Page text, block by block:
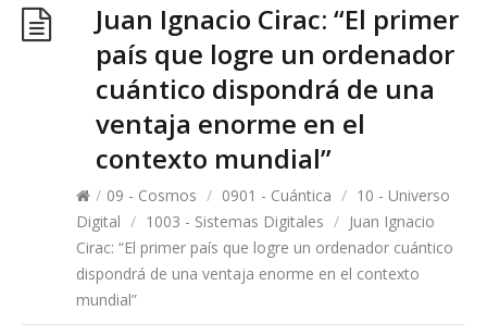
Juan Ignacio Cirac: “El primer
país que logre un ordenador
cuántico dispondrá de una
ventaja enorme en el
contexto mundial”
/ 09 - Cosmos / 0901 - Cuántica / 10 - Universo
Digital / 1003 - Sistemas Digitales / Juan Ignacio
Cirac: “El primer país que logre un ordenador cuántico
dispondrá de una ventaja enorme en el contexto
mundial”